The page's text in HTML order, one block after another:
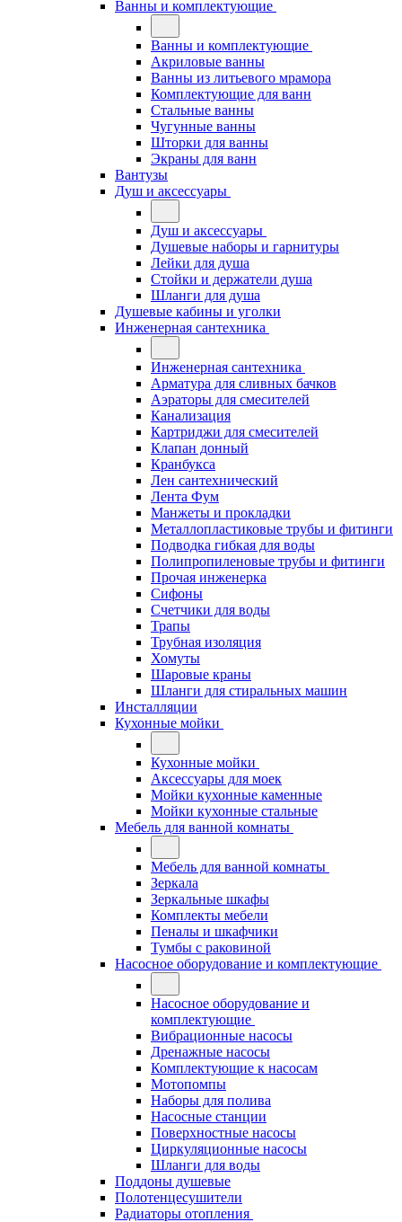
Ванны и комплектующие
Ванны и комплектующие
Акриловые ванны
Ванны из литьевого мрамора
Комплектующие для ванн
Стальные ванны
Чугунные ванны
Шторки для ванны
Экраны для ванн
Вантузы
Душ и аксессуары
Душ и аксессуары
Душевые наборы и гарнитуры
Лейки для душа
Стойки и держатели душа
Шланги для душа
Душевые кабины и уголки
Инженерная сантехника
Инженерная сантехника
Арматура для сливных бачков
Аэраторы для смесителей
Канализация
Картриджи для смесителей
Клапан донный
Кранбукса
Лен сантехнический
Лента Фум
Манжеты и прокладки
Металлопластиковые трубы и фитинги
Подводка гибкая для воды
Полипропиленовые трубы и фитинги
Прочая инженерка
Сифоны
Счетчики для воды
Трапы
Трубная изоляция
Хомуты
Шаровые краны
Шланги для стиральных машин
Инсталляции
Кухонные мойки
Кухонные мойки
Аксессуары для моек
Мойки кухонные каменные
Мойки кухонные стальные
Мебель для ванной комнаты
Мебель для ванной комнаты
Зеркала
Зеркальные шкафы
Комплекты мебели
Пеналы и шкафчики
Тумбы с раковиной
Насосное оборудование и комплектующие
Насосное оборудование и
комплектующие
Вибрационные насосы
Дренажные насосы
Комплектующие к насосам
Мотопомпы
Наборы для полива
Насосные станции
Поверхностные насосы
Циркуляционные насосы
Шланги для воды
Поддоны душевые
Полотенцесушители
Радиаторы отопления